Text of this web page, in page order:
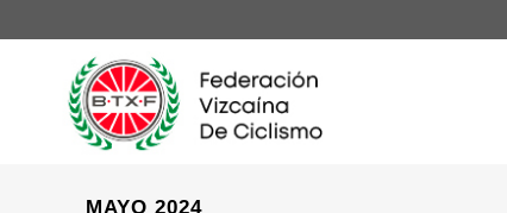
MAYO 2024